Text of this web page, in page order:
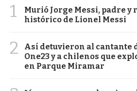
1
Murió Jorge Messi, padre y
histórico de Lionel Messi
2
Así detuvieron al cantante
One23 y a chilenos que
en Parque Miramar